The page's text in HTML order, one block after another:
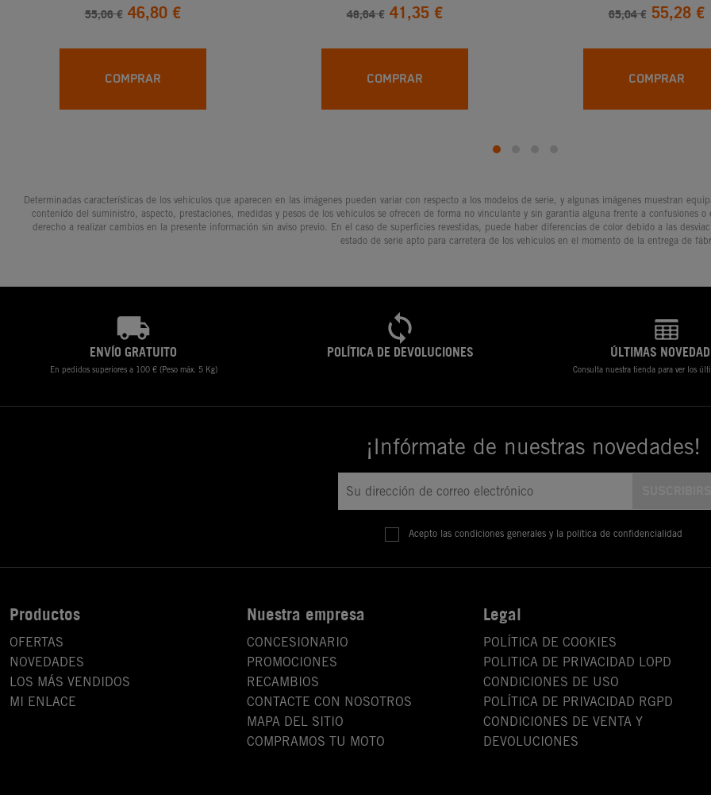
55,06 € 46,80 €
COMPRAR
48,64 € 41,35 €
COMPRAR
65,04 € 55,28 €
COMPRAR
Determinadas características de los vehículos que aparecen en las imágenes pueden variar con respecto a los modelos de serie, y algunas imágenes muestran
contenido del suministro, aspecto, prestaciones, medidas y pesos de los vehículos se ofrecen de forma no vinculante y sin garantía alguna frente a confusiones
derecho a realizar cambios en la presente información sin aviso previo. En el caso de superficies revestidas, puede haber diferencias de color debido a las
estado de serie apto para carretera de los vehículos en el momento de la entrega de
ENVÍO GRATUITO
En pedidos superiores a 100 € (Peso máx. 5 Kg)
POLÍTICA DE DEVOLUCIONES ÚLTIMAS
Consulta nuestra tienda para ver los
¡Infórmate de nuestras novedades!
Acepto las condiciones generales y la política de confidencialidad
Productos
OFERTAS
NOVEDADES
LOS MÁS VENDIDOS
MI ENLACE
Nuestra empresa
CONCESIONARIO
PROMOCIONES
RECAMBIOS
CONTACTE CON NOSOTROS
MAPA DEL SITIO
COMPRAMOS TU MOTO
Legal
POLÍTICA DE COOKIES
POLITICA DE PRIVACIDAD LOPD
CONDICIONES DE USO
POLÍTICA DE PRIVACIDAD RGPD
CONDICIONES DE VENTA Y
DEVOLUCIONES